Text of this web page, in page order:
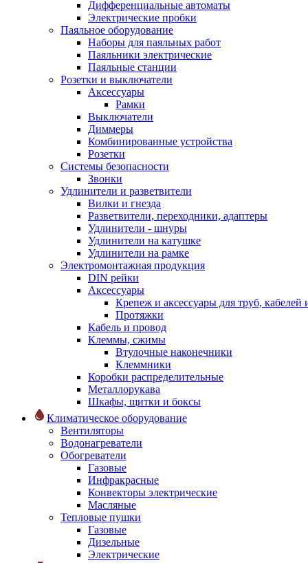
Дифференциальные автоматы
Электрические пробки
Паяльное оборудование
Наборы для паяльных работ
Паяльники электрические
Паяльные станции
Розетки и выключатели
Аксессуары
Рамки
Выключатели
Диммеры
Комбинированные устройства
Розетки
Системы безопасности
Звонки
Удлинители и разветвители
Вилки и гнезда
Разветвители, переходники, адаптеры
Удлинители - шнуры
Удлинители на катушке
Удлинители на рамке
Электромонтажная продукция
DIN рейки
Аксессуары
Крепеж и аксессуары для труб, кабелей
Протяжки
Кабель и провод
Клеммы, сжимы
Втулочные наконечники
Клеммники
Коробки распределительные
Металлорукава
Шкафы, щитки и боксы
Климатическое оборудование
Вентиляторы
Водонагреватели
Обогреватели
Газовые
Инфракрасные
Конвекторы электрические
Масляные
Тепловые пушки
Газовые
Дизельные
Электрические